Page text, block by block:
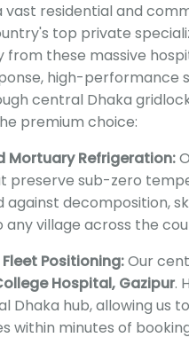
vast residential and
top private
from these massive
high-
central Dhaka
premium choice:
Mortuary Refrigeration:
preserve sub-zero
decomposition,
any village across the
Positioning:Our
Hospital, Gazipur.
Dhaka hub, allowing us
within minutes of